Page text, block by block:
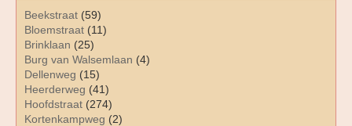
Beekstraat (59)
Bloemstraat (11)
Brinklaan (25)
Burg van Walsemlaan (4)
Dellenweg (15)
Heerderweg (41)
Hoofdstraat (274)
Kortenkampweg (2)